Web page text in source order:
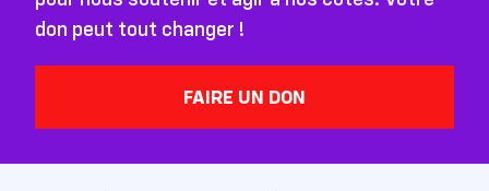
don peut tout changer !
FAIRE UN DON